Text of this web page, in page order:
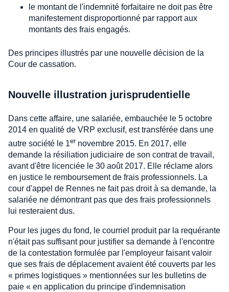
le montant de l'indemnité forfaitaire ne doit pas être
manifestement disproportionné par rapport aux
montants des frais engagés.
Des principes illustrés par une nouvelle décision de la
Cour de cassation.
Nouvelle illustration jurisprudentielle
Dans cette affaire, une salariée, embauchée le 5 octobre
2014 en qualité de VRP exclusif, est transférée dans une
autre société le 1er novembre 2015. En 2017, elle
demande la résiliation judiciaire de son contrat de travail,
avant d'être licenciée le 30 août 2017. Elle réclame alors
en justice le remboursement de frais professionnels. La
cour d'appel de Rennes ne fait pas droit à sa demande, la
salariée ne démontrant pas que des frais professionnels
lui resteraient dus.
Pour les juges du fond, le courriel produit par la requérante
n'était pas suffisant pour justifier sa demande à l'encontre
de la contestation formulée par l'employeur faisant valoir
que ses frais de déplacement avaient été couverts par les
« primes logistiques » mentionnées sur les bulletins de
paie « en application du principe d'indemnisation